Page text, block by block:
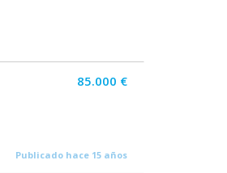
85.000 €
Publicado hace 15 años